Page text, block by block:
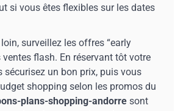
si vous êtes flexibles sur les dates
surveillez les offres “early
ventes flash. En réservant tôt votre
sécurisez un bon prix, puis vous
shopping selon les promos du
plans-shopping-andorre sont